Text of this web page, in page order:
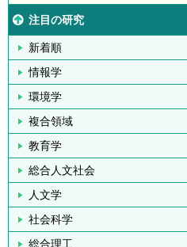
注目の研究
新着順
情報学
環境学
複合領域
教育学
総合人文社会
人文学
社会科学
総合理工